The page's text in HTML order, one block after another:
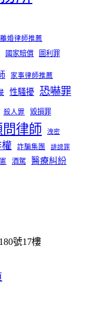
婚律師推薦
國家賠償 圖利罪
家事律師推薦
性騷擾 恐嚇罪
殺人罪 毀損罪
律師 洩密
權 詐騙集團 誹謗罪
酒駕
醫療糾紛
號17樓